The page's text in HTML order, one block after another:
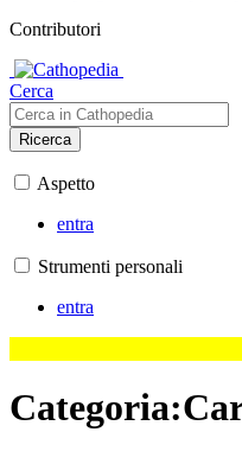
Contributori
Cerca
Ricerca
Aspetto
entra
Strumenti personali
entra
Categoria: